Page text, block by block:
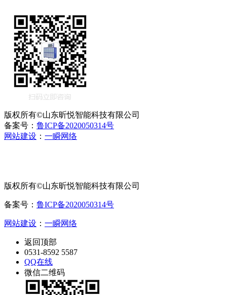
版权所有©山东昕悦智能科技有限公司
备案号： 鲁ICP备2020050314号
网站建设 ： 一瞬网络
版权所有©山东昕悦智能科技有限公司
备案号： 鲁ICP备2020050314号
网站建设 ： 一瞬网络
返回顶部
0531-8592 5587
QQ在线
微信二维码